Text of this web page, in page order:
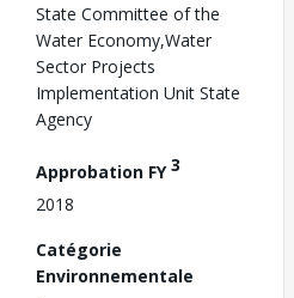
State Committee of the
Water Economy,Water
Sector Projects
Implementation Unit State
Agency
Approbation FY3
2018
Catégorie
Environnementale